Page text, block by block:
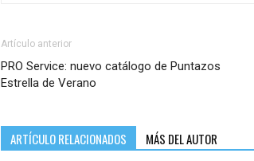
Artículo anterior
PRO Service: nuevo catálogo de Puntazos
Estrella de Verano
ARTÍCULO RELACIONADOS MÁS DEL AUTOR